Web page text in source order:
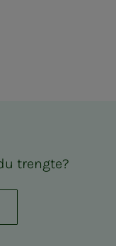
treng­­­te?